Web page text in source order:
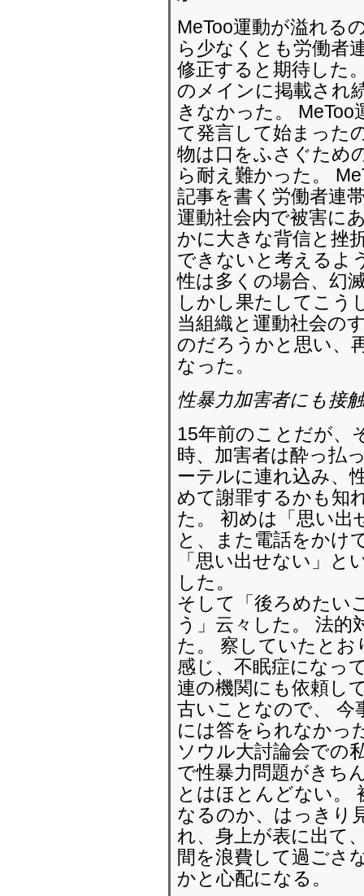
MeToo運動が溢れる
ら少なくとも労働者
修正すると期待した
のメインに掲載され
きなかった。
て発言して始まった
物は口をふさぐため
ら耐え難かった。
記事を書く労働者連
運動社会内で被害に
かに大きな背信と挫
できないと考えるよ
性は多くの場合、幻
しかし果たしてこう
当組織と運動社会の
のだろうかと思い、
なった。
性暴力加害者にも接
15年前のことだが、
時、加害者は酔っ払
ーテルに連れ込み、
めて謝罪するかも知
た。 初めは「思い出
と、また電話をかけ
「思い出せない」と
した。
そして「後ろめたい
う」云々した。 法的
た。 察していたとお
感じ、不眠症になっ
連の機関にも依頼し
古いことなので、 今
には答をられなかっ
ソウル大討論会での
で性暴力問題がきち
とはほとんどない。
なるのか、はっきり
れ、身上が表に出て
間を浪費して過ごさ
かと心配になる。